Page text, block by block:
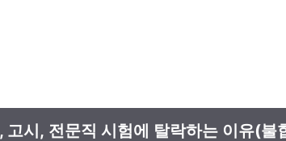
고시, 전문직 시험에 탈락하는 이유(불